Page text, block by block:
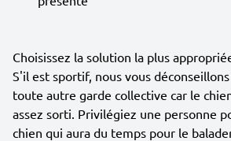
Choisissez la solution la plus
S'il est sportif, nous vous
toute autre garde collective car le
assez sorti. Privilégiez une personne
chien qui aura du temps pour le